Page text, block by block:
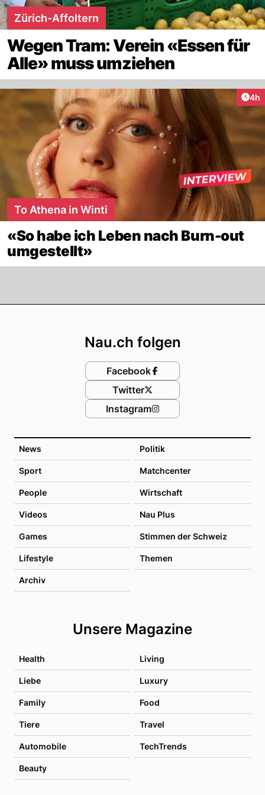
Zürich-Affoltern
Wegen Tram: Verein «Essen für
Alle» muss umziehen
4h
To Athena in Winti
«So habe ich Leben nach Burn-out
umgestellt»
News Politik
Sport Matchcenter
People Wirtschaft
Videos Nau Plus
Games Stimmen der Schweiz
Lifestyle Themen
Archiv
Unsere Magazine
Health Living
Liebe Luxury
Family Food
Tiere Travel
Automobile TechTrends
Beauty
Nau.ch folgen
Facebook
Twitter
Instagram